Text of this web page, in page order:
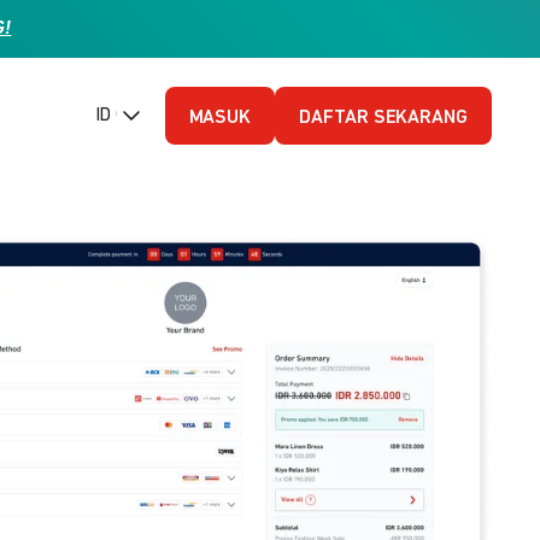
ID (Bahasa Indonesia)
MASUK DAFTAR SEKARANG